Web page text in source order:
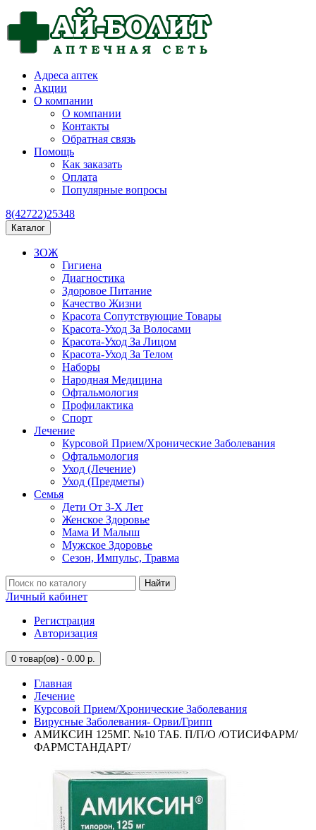
Адреса аптек
Акции
О компании
О компании
Контакты
Обратная связь
Помощь
Как заказать
Оплата
Популярные вопросы
8(42722)25348
Каталог
ЗОЖ
Гигиена
Диагностика
Здоровое Питание
Качество Жизни
Красота Сопутствующие Товары
Красота-Уход За Волосами
Красота-Уход За Лицом
Красота-Уход За Телом
Наборы
Народная Медицина
Офтальмология
Профилактика
Спорт
Лечение
Курсовой Прием/Хронические Заболевания
Офтальмология
Уход (Лечение)
Уход (Предметы)
Семья
Дети От 3-Х Лет
Женское Здоровье
Мама И Малыш
Мужское Здоровье
Сезон, Импульс, Травма
Найти
Личный кабинет
Регистрация
Авторизация
0 товар(ов) - 0.00 р.
Главная
Лечение
Курсовой Прием/Хронические Заболевания
Вирусные Заболевания- Орви/Грипп
АМИКСИН 125МГ. №10 ТАБ. П/П/О /ОТИСИФАРМ/
ФАРМСТАНДАРТ/